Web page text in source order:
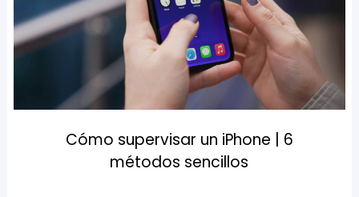
Cómo supervisar un iPhone | 6
métodos sencillos